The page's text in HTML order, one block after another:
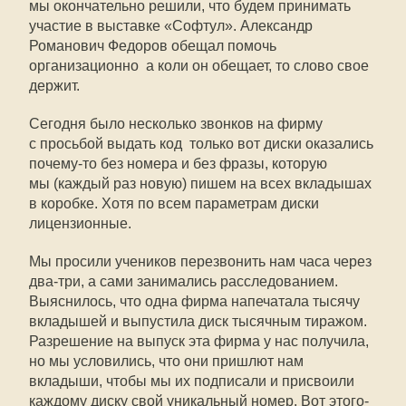
мы окончательно решили, что будем принимать
участие в выставке «Софтул». Александр
Романович Федоров обещал помочь
организационно  а коли он обещает, то слово свое
держит.
Сегодня было несколько звонков на фирму
с просьбой выдать код  только вот диски оказались
почему-то без номера и без фразы, которую
мы (каждый раз новую) пишем на всех вкладышах
в коробке. Хотя по всем параметрам диски 
лицензионные.
Мы просили учеников перезвонить нам часа через
два-три, а сами занимались расследованием.
Выяснилось, что одна фирма напечатала тысячу
вкладышей и выпустила диск тысячным тиражом.
Разрешение на выпуск эта фирма у нас получила,
но мы условились, что они пришлют нам
вкладыши, чтобы мы их подписали и присвоили
каждому диску свой уникальный номер. Вот этого-